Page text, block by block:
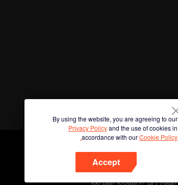
By using the website, you are agreeing to our
Privacy Policyand the use of cookies in
accordance with ourCookie Policy.
Accept
امسح رمز الاستجابة السريعة